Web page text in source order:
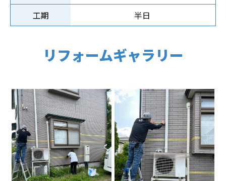
工期
半日
リフォームギャラリー